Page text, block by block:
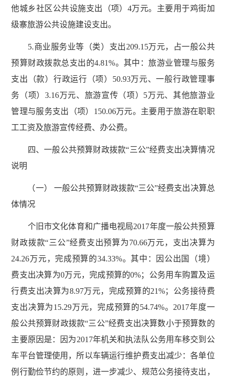
他城乡社区公共设施支出（项）4万元。主要用于鸡街加
级寨旅游公共设施建设支出。
5.商业服务业等（类）支出209.15万元，占一般公共
预算财政拨款总支出的4.81%。其中：旅游业管理与服务
支出（款）行政运行（项）50.93万元、一般行政管理事
务（项）3.16万元、旅游宣传（项）5万元、其他旅游业
管理与服务支出（项）150.06万元。主要用于旅游在职职
工工资及旅游宣传经费、办公费。
四、一般公共预算财政拨款“三公”经费支出决算情况
说明
（一） 一般公共预算财政拨款“三公”经费支出决算总
体情况
个旧市文化体育和广播电视局2017年度一般公共预算
财政拨款“三公”经费支出预算为70.66万元，支出决算为
24.26万元，完成预算的34.33%。其中：因公出国（境）
费支出决算为0万元，完成预算的0%；公务用车购置及运
行费支出决算为8.97万元，完成预算的21%；公务接待费
支出决算为15.29万元，完成预算的54.74%。2017年度一
般公共预算财政拨款“三公”经费支出决算数小于预算数的
主要原因是：因为2017年机关和执法队公务用车移交到公
车平台管理使用，所以车辆运行维护费支出减少：各单位
例行勤俭节约的原则，进一步减少、规范公务接待支出，